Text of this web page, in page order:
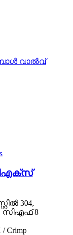
ബോൾ വാൽവ്
304,
സിഎഫ് 8